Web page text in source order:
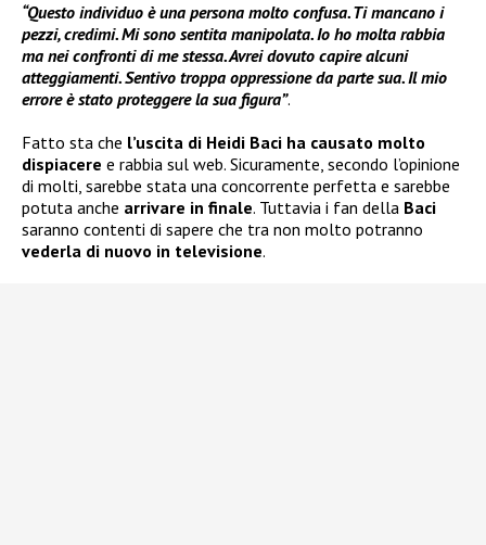
“Questo individuo è una persona molto confusa. Ti mancano i
pezzi, credimi. Mi sono sentita manipolata. Io ho molta rabbia
ma nei confronti di me stessa. Avrei dovuto capire alcuni
atteggiamenti. Sentivo troppa oppressione da parte sua. Il mio
errore è stato proteggere la sua figura”.
Fatto sta che l’uscita di Heidi Baci ha causato molto
dispiacere e rabbia sul web. Sicuramente, secondo l’opinione
di molti, sarebbe stata una concorrente perfetta e sarebbe
potuta anche arrivare in finale. Tuttavia i fan della Baci
saranno contenti di sapere che tra non molto potranno
vederla di nuovo in televisione.